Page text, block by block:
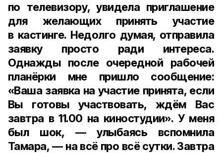
по телевизору, увидела приглашение
для желающих принять участие
в кастинге. Недолго думая, отправила
заявку просто ради интереса.
Однажды после очередной рабочей
планёрки мне пришло сообщение:
«Ваша заявка на участие принята, если
Вы готовы участвовать, ждём Вас
завтра в 11.00 на киностудии». У меня
был шок, — улыбаясь вспомнила
Тамара, — на всё про всё сутки. Завтра